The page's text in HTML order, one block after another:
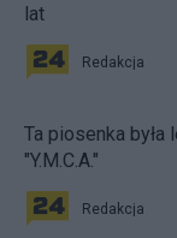
lat
Redakcja
Ta piosenka była
"Y.M.C.A."
Redakcja